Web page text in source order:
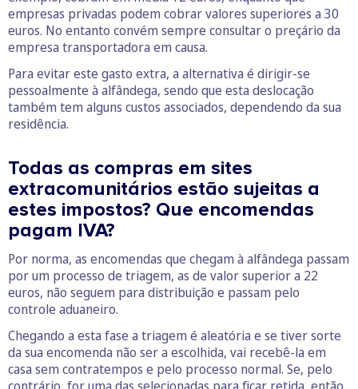
empresas privadas podem cobrar valores superiores a 30
euros. No entanto convém sempre consultar o preçário da
empresa transportadora em causa.
Para evitar este gasto extra, a alternativa é dirigir-se
pessoalmente à alfândega, sendo que esta deslocação
também tem alguns custos associados, dependendo da sua
residência.
Todas as compras em sites
extracomunitários estão sujeitas a
estes impostos? Que encomendas
pagam IVA?
Por norma, as encomendas que chegam à alfândega passam
por um processo de triagem, as de valor superior a 22
euros, não seguem para distribuição e passam pelo
controle aduaneiro.
Chegando a esta fase a triagem é aleatória e se tiver sorte
da sua encomenda não ser a escolhida, vai recebê-la em
casa sem contratempos e pelo processo normal. Se, pelo